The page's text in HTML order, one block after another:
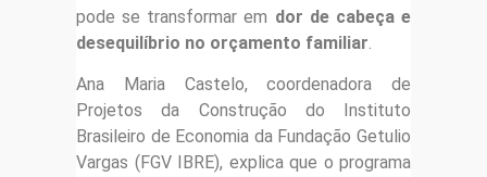
pode se transformar em dor de cabeça e
desequilíbrio no orçamento familiar
Ana Maria Castelo, coordenadora de
Projetos da Construção do Instituto
Brasileiro de Economia da Fundação Getulio
Vargas (FGV IBRE), explica que o programa